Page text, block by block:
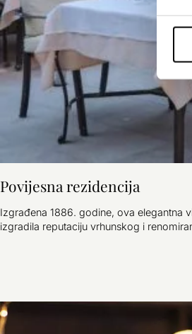
Povijesna rezidencija
Izgrađena 1886. godine, ova elegantna
izgradila reputaciju vrhunskog i